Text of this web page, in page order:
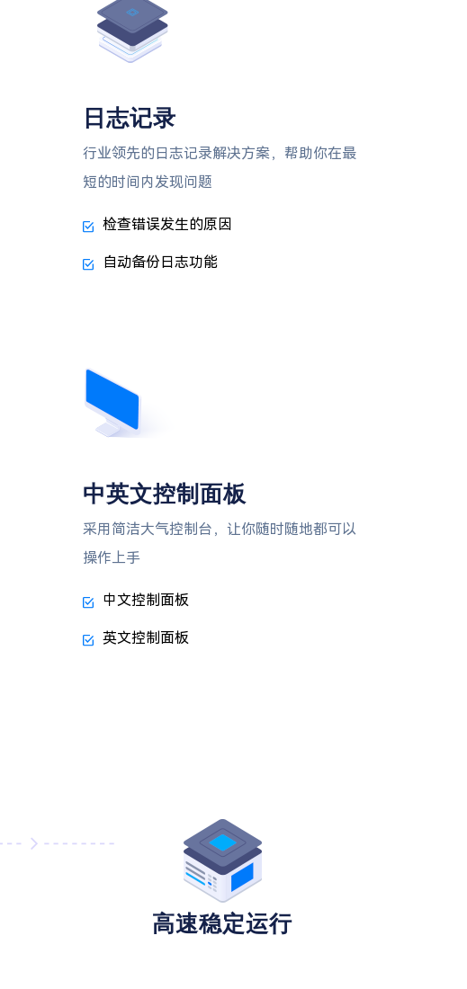
日志记录
行业领先的日志记录解决方案，帮助你在最
短的时间内发现问题
检查错误发生的原因
自动备份日志功能
中英文控制面板
采用简洁大气控制台，让你随时随地都可以
操作上手
中文控制面板
英文控制面板
高速稳定运行